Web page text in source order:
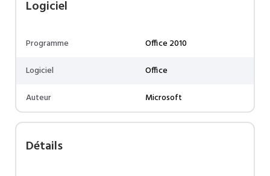
Logiciel
Programme
Office 2010
Logiciel
Office
Auteur
Microsoft
Détails